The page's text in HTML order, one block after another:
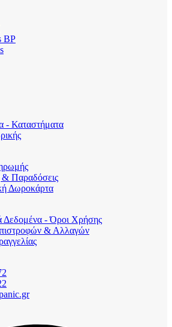
BP
- Καταστήματα
Παραδόσεις
Δωροκάρτα
Δεδομένα - Όροι Χρήσης
& Αλλαγών